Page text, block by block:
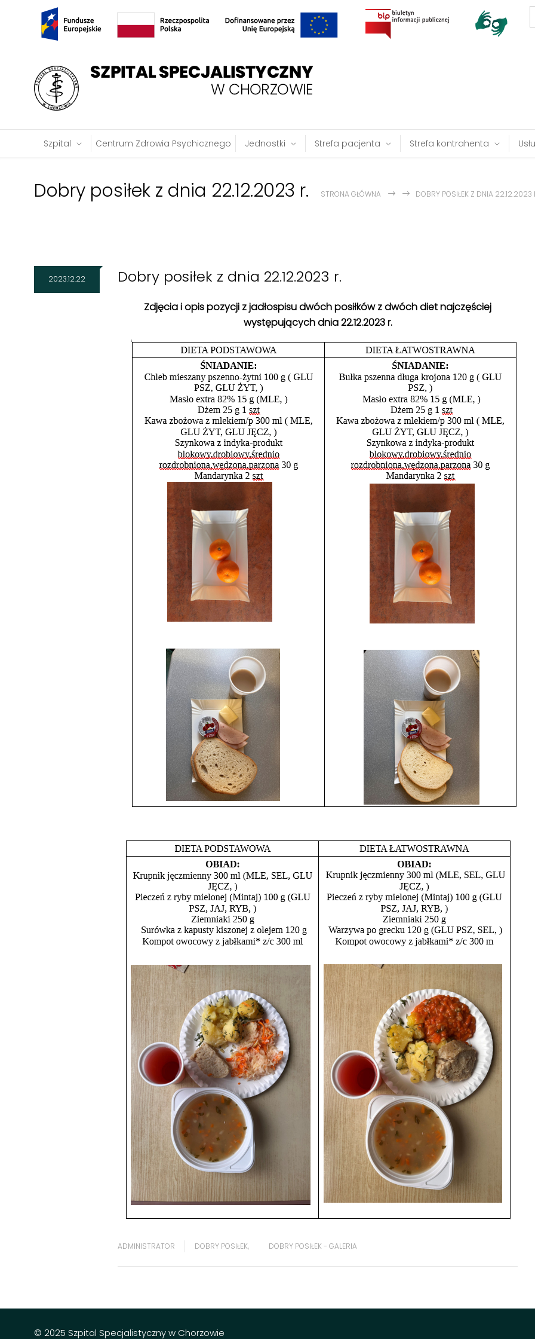
Szpital Centrum Zdrowia Psychicznego Jednostki Strefa pacjenta Strefa kontrahenta
Dobry posiłek z dnia 22.12.2023 r. STRONA GŁÓWNA DOBRY POSIŁEK Z DNIA 22.12.2023
2023.12.22 Dobry posiłek z dnia 22.12.2023 r.
Zdjęcia i opis pozycji z jadłospisu dwóch posiłków z dwóch diet najczęściej
występujących dnia 22.12.2023 r.
ADMINISTRATOR DOBRY POSIŁEK, DOBRY POSIŁEK - GALERIA
© 2025 Szpital Specjalistyczny w Chorzowie